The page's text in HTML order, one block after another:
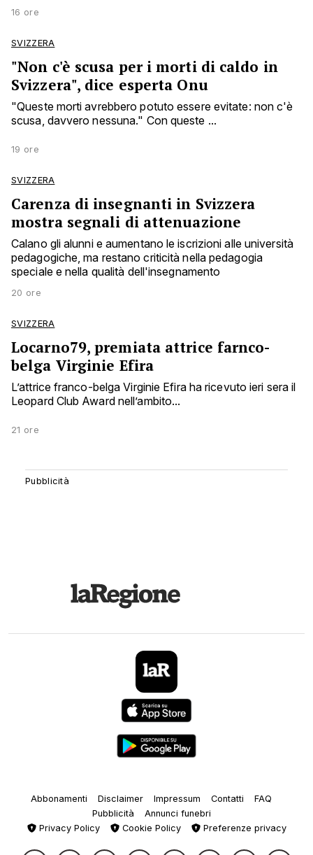
16 ore
SVIZZERA
"Non c'è scusa per i morti di caldo in
Svizzera", dice esperta Onu
"Queste morti avrebbero potuto essere evitate: non c'è
scusa, davvero nessuna." Con queste ...
19 ore
SVIZZERA
Carenza di insegnanti in Svizzera
mostra segnali di attenuazione
Calano gli alunni e aumentano le iscrizioni alle università
pedagogiche, ma restano criticità nella pedagogia
speciale e nella qualità dell'insegnamento
20 ore
SVIZZERA
Locarno79, premiata attrice farnco-
belga Virginie Efira
L’attrice franco-belga Virginie Efira ha ricevuto ieri sera il
Leopard Club Award nell’ambito...
21 ore
Abbonamenti Disclaimer Impressum Contatti
FAQ
Pubblicità
Annunci funebri
Privacy Policy
Cookie Policy Preferenze privacy